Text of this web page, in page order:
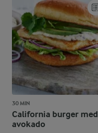
30 MIN
California burger med
avokado